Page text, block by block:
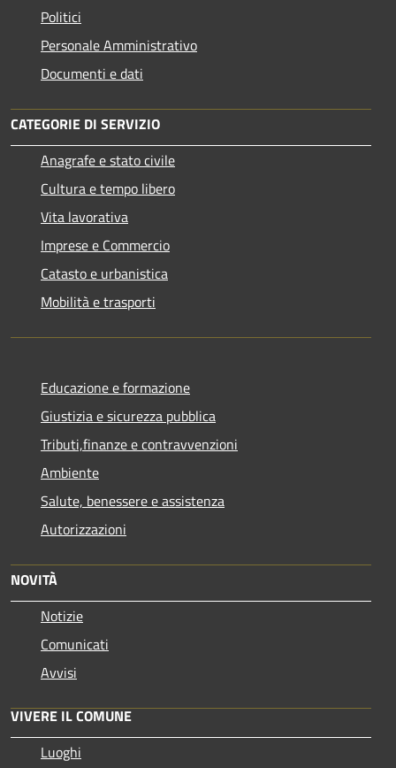
Politici
Personale Amministrativo
Documenti e dati
CATEGORIE DI SERVIZIO
Anagrafe e stato civile
Cultura e tempo libero
Vita lavorativa
Imprese e Commercio
Catasto e urbanistica
Mobilità e trasporti
Educazione e formazione
Giustizia e sicurezza pubblica
Tributi,finanze e contravvenzioni
Ambiente
Salute, benessere e assistenza
Autorizzazioni
NOVITÀ
Notizie
Comunicati
Avvisi
VIVERE IL COMUNE
Luoghi